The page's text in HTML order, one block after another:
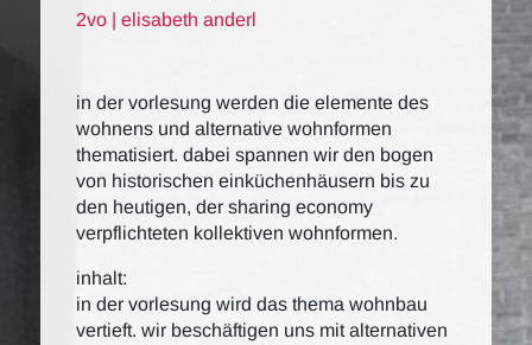
2vo | elisabeth anderl
in der vorlesung werden die elemente des
wohnens und alternative wohnformen
thematisiert. dabei spannen wir den bogen
von historischen einküchenhäusern bis zu
den heutigen, der sharing economy
verpflichteten kollektiven wohnformen.
inhalt:
in der vorlesung wird das thema wohnbau
vertieft. wir beschäftigen uns mit alternativen